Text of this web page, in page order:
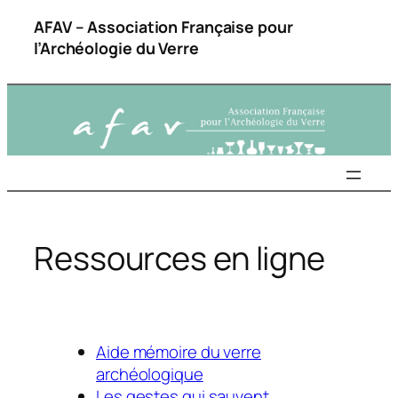
Aller
contenu
AFAV – Association Française pour
l’Archéologie du Verre
Ressources en ligne
Aide mémoire du verre
archéologique